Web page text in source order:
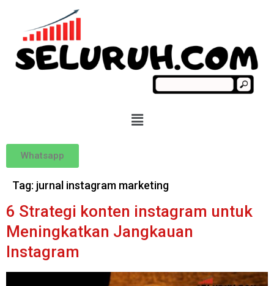
Whatsapp
Tag: jurnal instagram marketing
6 Strategi konten instagram untuk
Meningkatkan Jangkauan
Instagram